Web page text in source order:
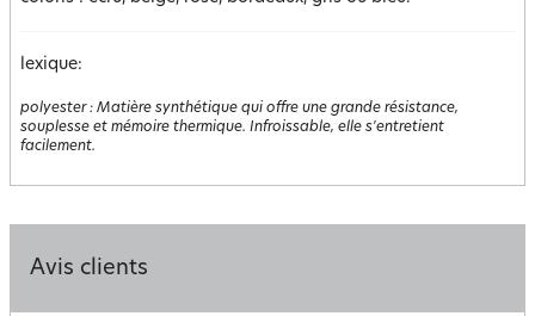
lexique:
polyester: Matière synthétique qui offre une grande résistance,
souplesse et mémoire thermique. Infroissable, elle s'entretient
facilement.
Avis clients